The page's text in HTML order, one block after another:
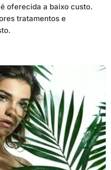
oferecida a baixo custo.
tratamentos e